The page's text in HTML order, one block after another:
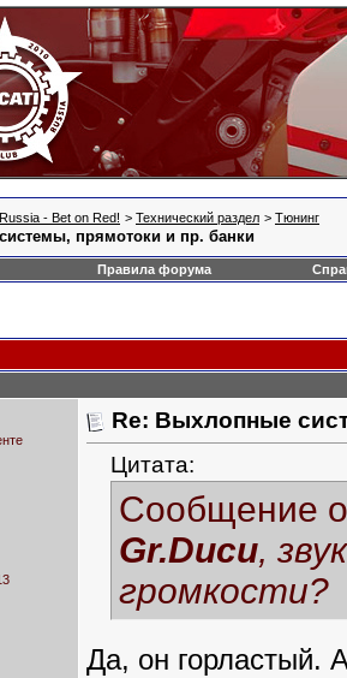
- Bet on Red! > Технический раздел > Тюнинг
прямотоки и пр. банки
Правила форума
Re: Выхлопные
Цитата:
Сообщение
Gr.Ducu,
громкости?
Да, он горластый.